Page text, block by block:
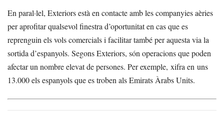
En paral·lel, Exteriors està en contacte amb les companyies aèries
per aprofitar qualsevol finestra d’oportunitat en cas que es
reprenguin els vols comercials i facilitar també per aquesta via la
sortida d’espanyols. Segons Exteriors, són operacions que poden
afectar un nombre elevat de persones. Per exemple, xifra en uns
13.000 els espanyols que es troben als Emirats Àrabs Units.